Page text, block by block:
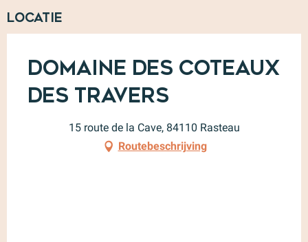
Locatie
Domaine des Coteaux
des Travers
15 route de la Cave, 84110 Rasteau
Routebeschrijving